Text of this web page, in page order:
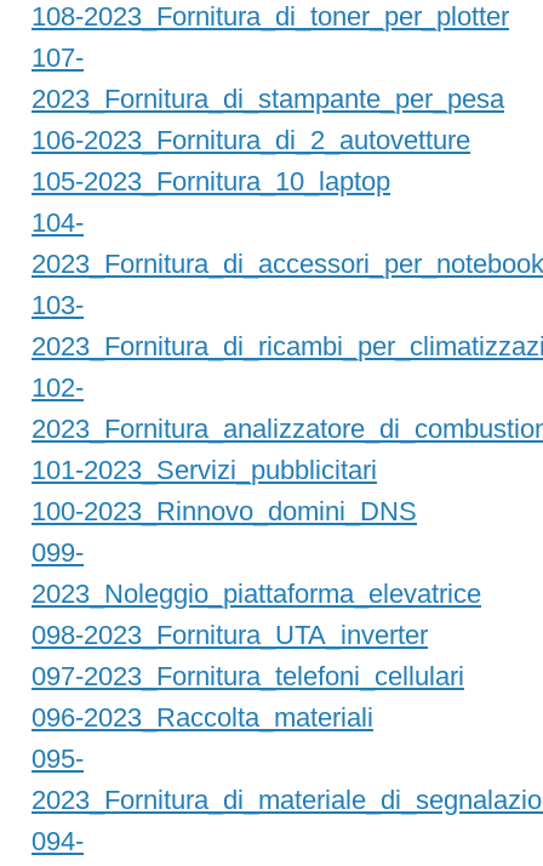
108-2023_Fornitura_di_toner_per_plotter
107-
2023_Fornitura_di_stampante_per_pesa
106-2023_Fornitura_di_2_autovetture
105-2023_Fornitura_10_laptop
104-
2023_Fornitura_di_accessori_per_notebook
103-
102-
101-2023_Servizi_pubblicitari
100-2023_Rinnovo_domini_DNS
099-
2023_Noleggio_piattaforma_elevatrice
098-2023_Fornitura_UTA_inverter
097-2023_Fornitura_telefoni_cellulari
096-2023_Raccolta_materiali
095-
094-